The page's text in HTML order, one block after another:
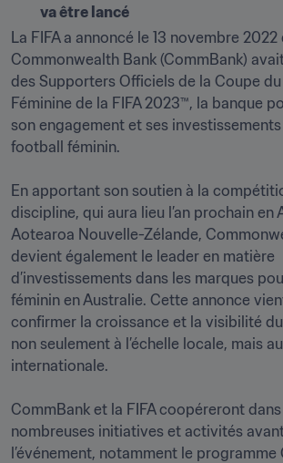
va être lancé
La FIFA a annoncé le 13 novembre 2022
Commonwealth Bank (CommBank)
des Supporters Officiels de la Coupe
Féminine de la FIFA 2023™, la banque
son engagement et ses
football féminin.
En apportant son soutien à la
discipline, qui aura lieu l’an prochain en
Aotearoa Nouvelle-Zélande,
devient également le leader en matière
d’investissements dans les marques
féminin en Australie. Cette annonce
confirmer la croissance et la visibilité
non seulement à l’échelle locale, mais
internationale.
CommBank et la FIFA coopéreront
nombreuses initiatives et activités
l’événement, notamment le programme